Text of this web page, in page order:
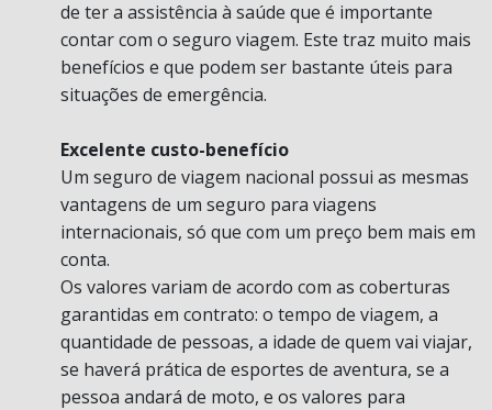
de ter a assistência à saúde que é importante
contar com o seguro viagem. Este traz muito mais
benefícios e que podem ser bastante úteis para
situações de emergência.
Excelente custo-benefício
Um seguro de viagem nacional possui as mesmas
vantagens de um seguro para viagens
internacionais, só que com um preço bem mais em
conta.
Os valores variam de acordo com as coberturas
garantidas em contrato: o tempo de viagem, a
quantidade de pessoas, a idade de quem vai viajar,
se haverá prática de esportes de aventura, se a
pessoa andará de moto, e os valores para